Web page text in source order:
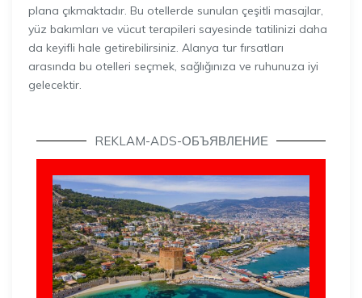
plana çıkmaktadır. Bu otellerde sunulan çeşitli masajlar,
yüz bakımları ve vücut terapileri sayesinde tatilinizi daha
da keyifli hale getirebilirsiniz. Alanya tur fırsatları
arasında bu otelleri seçmek, sağlığınıza ve ruhunuza iyi
gelecektir.
REKLAM-ADS-ОБЪЯВЛЕНИЕ